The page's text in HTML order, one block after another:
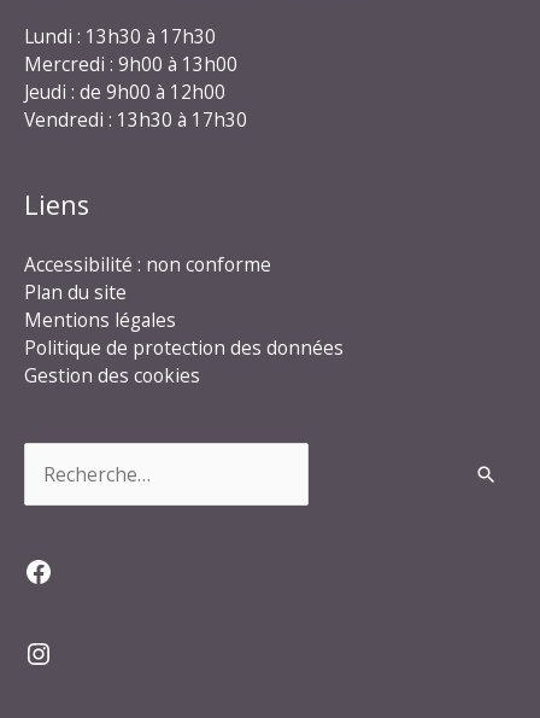
Lundi : 13h30 à 17h30
Mercredi : 9h00 à 13h00
Jeudi : de 9h00 à 12h00
Vendredi : 13h30 à 17h30
Liens
Accessibilité : non conforme
Plan du site
Mentions légales
Politique de protection des données
Gestion des cookies
Facebook
Instagram